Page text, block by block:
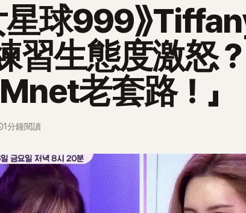
星球999》
習生態度激怒
老套路！」
1分鐘閱讀